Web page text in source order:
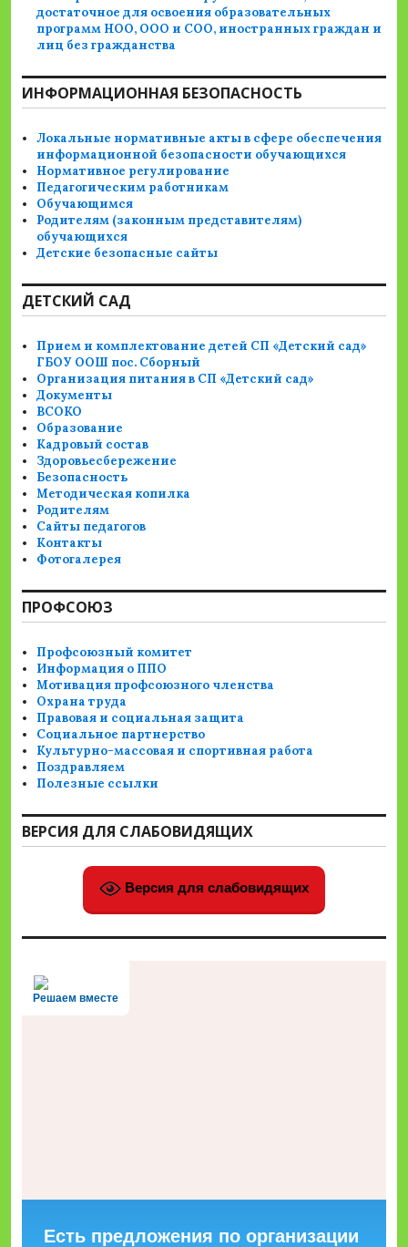
достаточное для освоения образовательных
программ НОО, ООО и СОО, иностранных граждан и
лиц без гражданства
ИНФОРМАЦИОННАЯ БЕЗОПАСНОСТЬ
Локальные нормативные акты в сфере обеспечения
информационной безопасности обучающихся
Нормативное регулирование
Педагогическим работникам
Обучающимся
Родителям (законным представителям)
обучающихся
Детские безопасные сайты
ДЕТСКИЙ САД
Прием и комплектование детей СП «Детский сад»
ГБОУ ООШ пос. Сборный
Организация питания в СП «Детский сад»
Документы
ВСОКО
Образование
Кадровый состав
Здоровьесбережение
Безопасность
Методическая копилка
Родителям
Сайты педагогов
Контакты
Фотогалерея
ПРОФСОЮЗ
Профсоюзный комитет
Информация о ППО
Мотивация профсоюзного членства
Охрана труда
Правовая и социальная защита
Социальное партнерство
Культурно-массовая и спортивная работа
Поздравляем
Полезные ссылки
ВЕРСИЯ ДЛЯ СЛАБОВИДЯЩИХ
Версия для слабовидящих
Решаем вместе
Есть предложения по организации